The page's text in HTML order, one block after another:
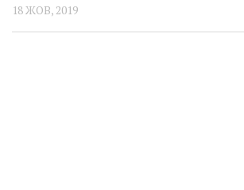
18 ЖОВ, 2019